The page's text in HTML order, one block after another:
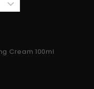
Cream 100ml